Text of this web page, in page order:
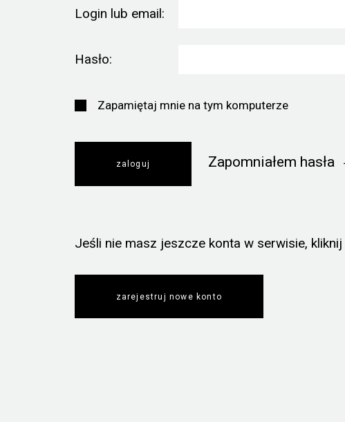
Login lub email:
Hasło:
Zapamiętaj mnie na tym komputerze
Zapomniałem hasła
Jeśli nie masz jeszcze konta w serwisie,
zarejestruj nowe konto